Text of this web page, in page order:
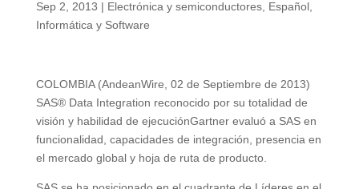
Sep 2, 2013 | Electrónica y semiconductores, Español,
Informática y Software
COLOMBIA (AndeanWire, 02 de Septiembre de 2013)
SAS® Data Integration reconocido por su totalidad de
visión y habilidad de ejecuciónGartner evaluó a SAS en
funcionalidad, capacidades de integración, presencia en
el mercado global y hoja de ruta de producto.